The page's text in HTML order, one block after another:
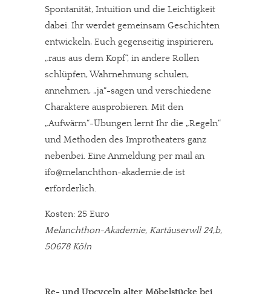
Spontanität, Intuition und die Leichtigkeit
dabei. Ihr werdet gemeinsam Geschichten
entwickeln, Euch gegenseitig inspirieren,
„raus aus dem Kopf“, in andere Rollen
schlüpfen, Wahrnehmung schulen,
annehmen, „ja“-sagen und verschiedene
Charaktere ausprobieren. Mit den
„Aufwärm“-Übungen lernt Ihr die „Regeln“
und Methoden des Improtheaters ganz
nebenbei. Eine Anmeldung per mail an
ifo@melanchthon-akademie.de ist
erforderlich.
Kosten: 25 Euro
Melanchthon-Akademie, Kartäuserwll 24,b,
50678 Köln
Re- und Upcyceln alter Möbelstücke bei